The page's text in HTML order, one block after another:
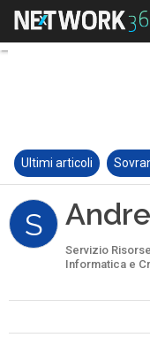
Ultimi articoli
S
Servizio
Informatica e